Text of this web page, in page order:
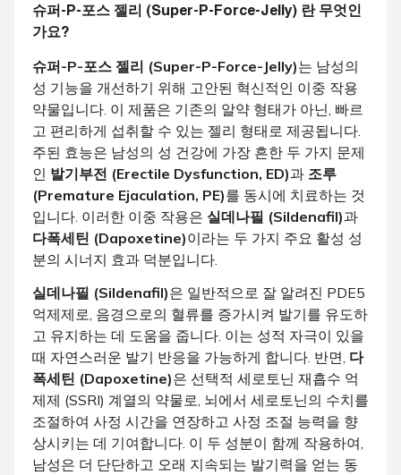
슈퍼-P-포스 젤리 (Super-P-Force-Jelly) 란 무엇인
가요?
슈퍼-P-포스 젤리 (Super-P-Force-Jelly)는 남성의
성 기능을 개선하기 위해 고안된 혁신적인 이중 작용
약물입니다. 이 제품은 기존의 알약 형태가 아닌, 빠르
고 편리하게 섭취할 수 있는 젤리 형태로 제공됩니다.
주된 효능은 남성의 성 건강에 가장 흔한 두 가지 문제
인 발기부전 (Erectile Dysfunction, ED)과 조루
(Premature Ejaculation, PE)를 동시에 치료하는 것
입니다. 이러한 이중 작용은 실데나필 (Sildenafil)과
다폭세틴 (Dapoxetine)이라는 두 가지 주요 활성 성
분의 시너지 효과 덕분입니다.
실데나필 (Sildenafil)은 일반적으로 잘 알려진 PDE5
억제제로, 음경으로의 혈류를 증가시켜 발기를 유도하
고 유지하는 데 도움을 줍니다. 이는 성적 자극이 있을
때 자연스러운 발기 반응을 가능하게 합니다. 반면, 다
폭세틴 (Dapoxetine)은 선택적 세로토닌 재흡수 억
제제 (SSRI) 계열의 약물로, 뇌에서 세로토닌의 수치를
조절하여 사정 시간을 연장하고 사정 조절 능력을 향
상시키는 데 기여합니다. 이 두 성분이 함께 작용하여,
남성은 더 단단하고 오래 지속되는 발기력을 얻는 동